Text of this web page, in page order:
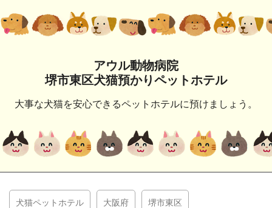
アウル動物病院
堺市東区犬猫預かりペットホテル
大事な犬猫を安心できるペットホテルに預けましょう。
犬猫ペットホテル 大阪府 堺市東区